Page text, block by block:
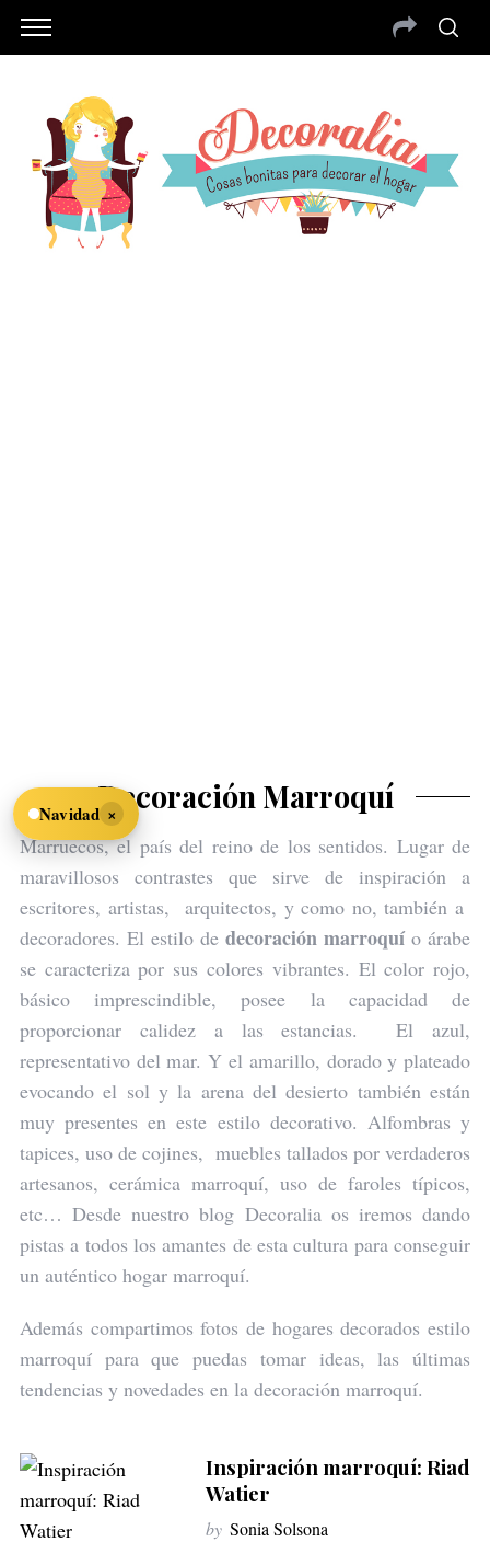
Decoración Marroquí
Marruecos, el país del reino de los sentidos. Lugar de
maravillosos contrastes que sirve de inspiración a
escritores, artistas, arquitectos, y como no, también a
decoradores. El estilo dedecoración marroquí o árabe
se caracteriza por sus colores vibrantes. El color rojo,
básico imprescindible, posee la capacidad de
proporcionar calidez a las estancias. El azul,
representativo del mar. Y el amarillo, dorado y plateado
evocando el sol y la arena del desierto también están
muy presentes en este estilo decorativo. Alfombras y
tapices, uso de cojines, muebles tallados por verdaderos
artesanos, cerámica marroquí, uso de faroles típicos,
etc… Desde nuestro blog Decoralia os iremos dando
pistas a todos los amantes de esta cultura para conseguir
un auténtico hogar marroquí.
Además compartimos fotos de hogares decorados estilo
marroquí para que puedas tomar ideas, las últimas
tendencias y novedades en la decoración marroquí.
Inspiración marroquí: Riad
Watier
by Sonia Solsona
Navidad ×